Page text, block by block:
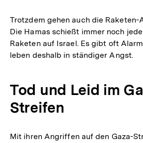
Trotzdem gehen auch die
Die Hamas schießt immer noch
Raketen auf Israel. Es gibt oft
leben deshalb in ständiger Angst.
Tod und Leid im
Streifen
Mit ihren Angriffen auf den Gaza-